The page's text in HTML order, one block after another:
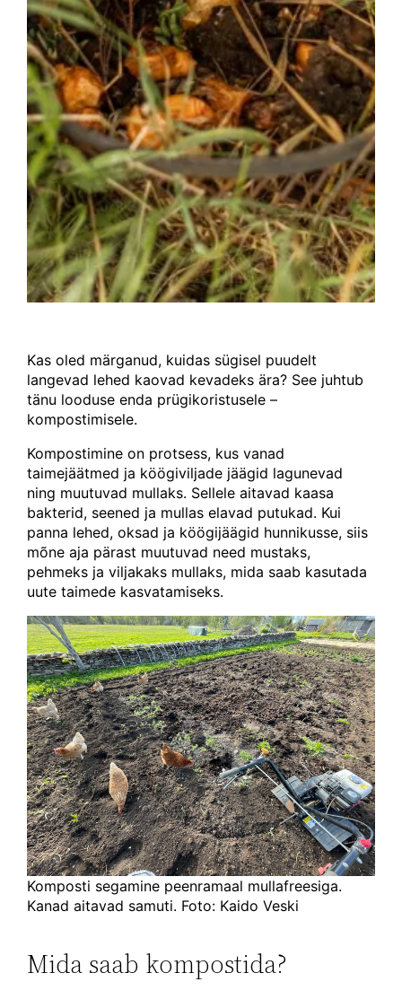
Kas oled märganud, kuidas sügisel puudelt
langevad lehed kaovad kevadeks ära? See juhtub
tänu looduse enda prügikoristusele –
kompostimisele.
Kompostimine on protsess, kus vanad
taimejäätmed ja köögiviljade jäägid lagunevad
ning muutuvad mullaks. Sellele aitavad kaasa
bakterid, seened ja mullas elavad putukad. Kui
panna lehed, oksad ja köögijäägid hunnikusse, siis
mõne aja pärast muutuvad need mustaks,
pehmeks ja viljakaks mullaks, mida saab kasutada
uute taimede kasvatamiseks.
Komposti segamine peenramaal mullafreesiga.
Kanad aitavad samuti. Foto: Kaido Veski
Mida saab kompostida?